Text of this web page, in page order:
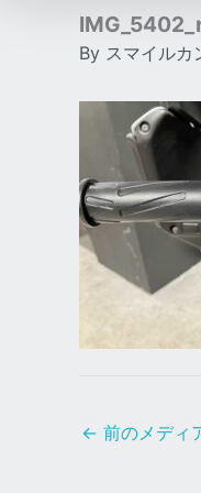
By スマイルカ
← 前のメディ